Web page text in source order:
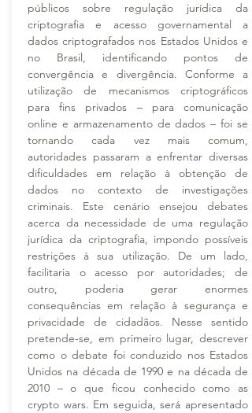
públicos sobre regulação jurídica da
criptografia e acesso governamental a
dados criptografados nos Estados Unidos e
no Brasil, identificando pontos de
convergência e divergência. Conforme a
utilização de mecanismos criptográficos
para fins privados – para comunicação
online e armazenamento de dados – foi se
tornando cada vez mais comum,
autoridades passaram a enfrentar diversas
dificuldades em relação à obtenção de
dados no contexto de investigações
criminais. Este cenário ensejou debates
acerca da necessidade de uma regulação
jurídica da criptografia, impondo possíveis
restrições à sua utilização. De um lado,
facilitaria o acesso por autoridades; de
outro, poderia gerar enormes
consequências em relação à segurança e
privacidade de cidadãos. Nesse sentido
pretende-se, em primeiro lugar, descrever
como o debate foi conduzido nos Estados
Unidos na década de 1990 e na década de
2010 – o que ficou conhecido como as
crypto wars. Em seguida, será apresentado